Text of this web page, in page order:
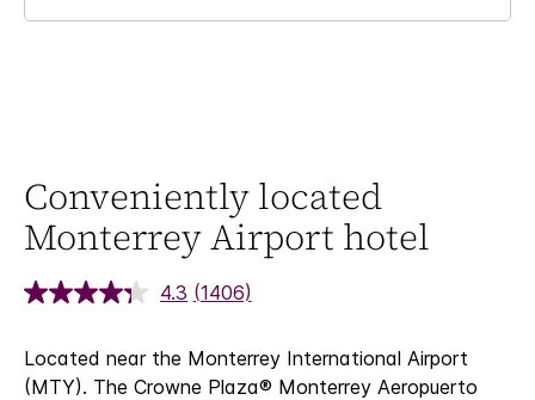
Conveniently located
Monterrey Airport hotel
4.3 (1406)
Located near the Monterrey International Airport
(MTY). The Crowne Plaza® Monterrey Aeropuerto